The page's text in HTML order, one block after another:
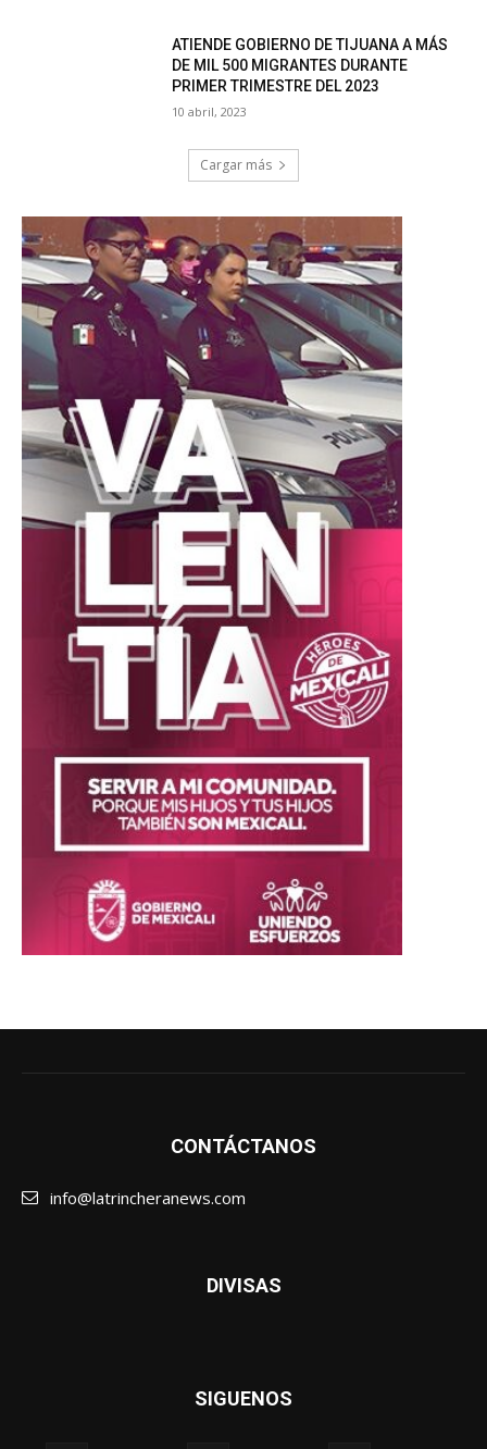
ATIENDE GOBIERNO DE TIJUANA A MÁS
DE MIL 500 MIGRANTES DURANTE
PRIMER TRIMESTRE DEL 2023
10 abril, 2023
Cargar más
CONTÁCTANOS
info@latrincheranews.com
DIVISAS
SIGUENOS